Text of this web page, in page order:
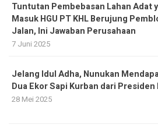
Tuntutan Pembebasan Lahan Adat
Masuk HGU PT KHL Berujung
Jalan, Ini Jawaban Perusahaan
7 Juni 2025
Jelang Idul Adha, Nunukan
Dua Ekor Sapi Kurban dari Presiden
28 Mei 2025